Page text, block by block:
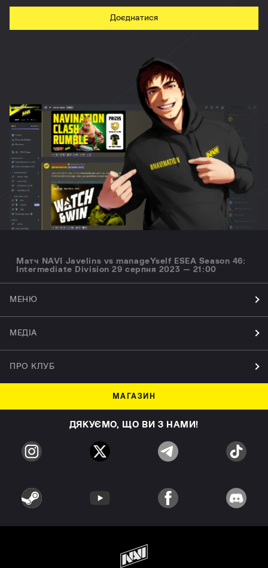
Доєднатися
Матч NAVI Javelins vs manageYself ESEA Season 46:
Intermediate Division 29 серпня 2023 — 21:00
МЕНЮ
МЕДІА
ПРО КЛУБ
МАГАЗИН
ДЯКУЄМО, ЩО ВИ З НАМИ!